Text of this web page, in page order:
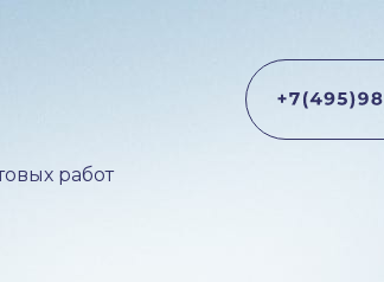
работ